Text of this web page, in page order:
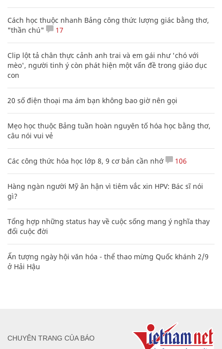
Cách học thuộc nhanh Bảng công thức lượng giác bằng thơ,
"thần chú"
17
Clip lột tả chân thực cảnh anh trai và em gái như 'chó với
mèo', người tinh ý còn phát hiện một vấn đề trong giáo dục
con
20 số điện thoại ma ám bạn không bao giờ nên gọi
Mẹo học thuộc Bảng tuần hoàn nguyên tố hóa học bằng thơ,
câu nói vui vẻ
Các công thức hóa học lớp 8, 9 cơ bản cần nhớ 106
Hàng ngàn người Mỹ ân hận vì tiêm vắc xin HPV: Bác sĩ nói
gì?
Tổng hợp những status hay về cuộc sống mang ý nghĩa thay
đổi cuộc đời
Ấn tượng ngày hội văn hóa - thể thao mừng Quốc khánh 2/9
ở Hải Hậu
CHUYÊN TRANG CỦA BÁO